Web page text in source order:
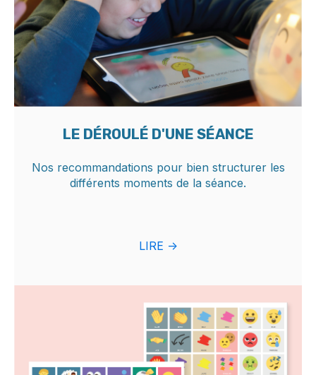
LE DÉROULÉ D'UNE SÉANCE
Nos recommandations pour bien structurer les
différents moments de la séance.
LIRE ->